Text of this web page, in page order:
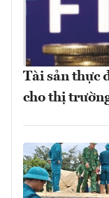
Tài sản thực
cho thị